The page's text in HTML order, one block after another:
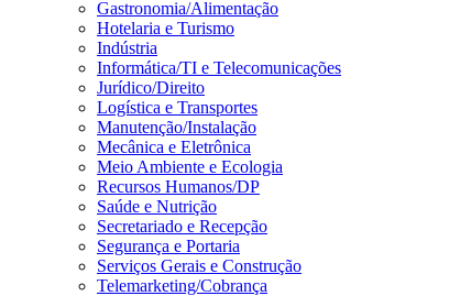
Gastronomia/Alimentação
Hotelaria e Turismo
Indústria
Informática/TI e Telecomunicações
Jurídico/Direito
Logística e Transportes
Manutenção/Instalação
Mecânica e Eletrônica
Meio Ambiente e Ecologia
Recursos Humanos/DP
Saúde e Nutrição
Secretariado e Recepção
Segurança e Portaria
Serviços Gerais e Construção
Telemarketing/Cobrança